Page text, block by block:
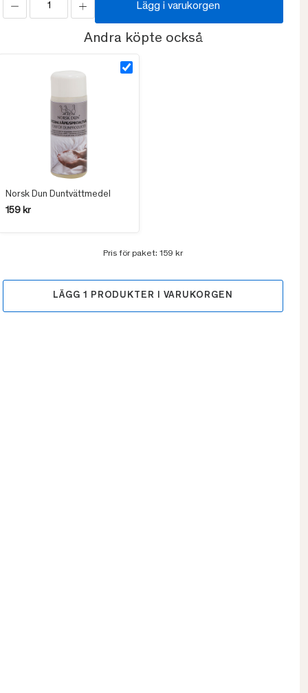
Lägg i varukorgen
Andra köpte också
Norsk Dun Duntvättmedel
159 kr
Pris för paket: 159 kr
LÄGG 1 PRODUKTER I VARUKORGEN